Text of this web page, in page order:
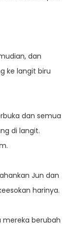
dan
ke langit biru
dan semua
di langit.
Jun dan
harinya.
mereka berubah